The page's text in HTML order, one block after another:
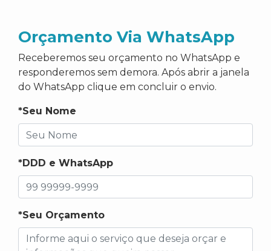
Orçamento Via WhatsApp
Receberemos seu orçamento no WhatsApp e
responderemos sem demora. Após abrir a janela
do WhatsApp clique em concluir o envio.
*Seu Nome
*DDD e WhatsApp
*Seu Orçamento